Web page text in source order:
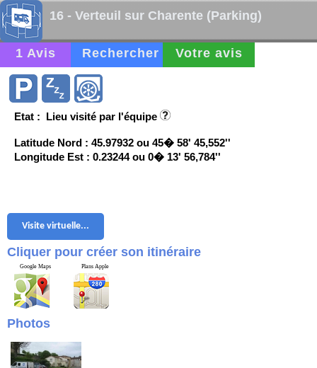
16 - Verteuil sur Charente (Parking)
1 Avis Rechercher Votre avis
Etat : Lieu visité par l'équipe
Latitude Nord : 45.97932 ou 45� 58' 45,552''
Longitude Est : 0.23244 ou 0� 13' 56,784''
Visite virtuelle...
Cliquer pour créer son itinéraire
Google Maps Plans Apple
Photos